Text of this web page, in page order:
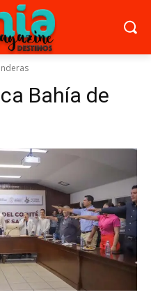
Bahía de